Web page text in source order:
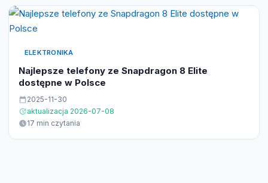
ELEKTRONIKA
Najlepsze telefony ze Snapdragon 8 Elite
dostępne w Polsce
2025-11-30
aktualizacja 2026-07-08
17 min czytania